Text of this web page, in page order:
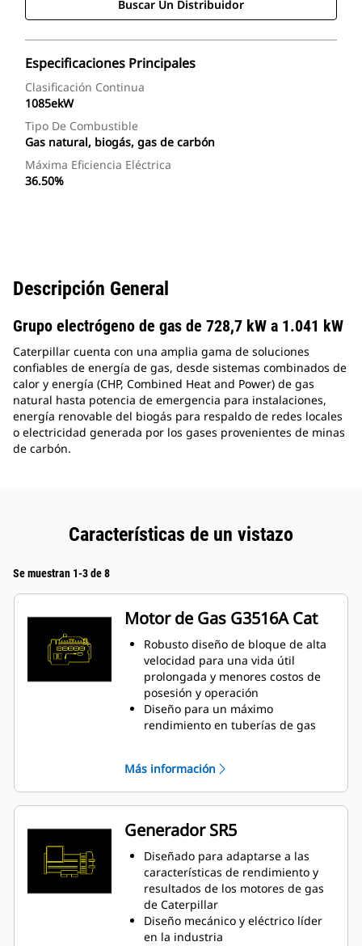
Buscar Un Distribuidor
Especificaciones Principales
Clasificación Continua
1085ekW
Tipo De Combustible
Gas natural, biogás, gas de carbón
Máxima Eficiencia Eléctrica
36.50%
Descripción General
Grupo electrógeno de gas de 728,7 kW a 1.041 kW
Caterpillar cuenta con una amplia gama de soluciones
confiables de energía de gas, desde sistemas combinados de
calor y energía (CHP, Combined Heat and Power) de gas
natural hasta potencia de emergencia para instalaciones,
energía renovable del biogás para respaldo de redes locales
o electricidad generada por los gases provenientes de minas
de carbón.
Características de un vistazo
Se muestran 1-3 de 8
Motor de Gas G3516A Cat
Robusto diseño de bloque de alta
velocidad para una vida útil
prolongada y menores costos de
posesión y operación
Diseño para un máximo
rendimiento en tuberías de gas
abierta simple para garantizar la
fiabilidad y la flexibilidad del
combustible
Tecnología de vanguardia en el
sistema de encendido y control de
la relación de combustible/aire
para disminuir las emisiones y
mejorar la eficiencia del motor
Un módulo de control electrónico
administra todas las funciones del
motor: encendido, regulación,
Más información
Generador SR5
Diseñado para adaptarse a las
características de rendimiento y
resultados de los motores de gas
de Caterpillar
Diseño mecánico y eléctrico líder
en la industria